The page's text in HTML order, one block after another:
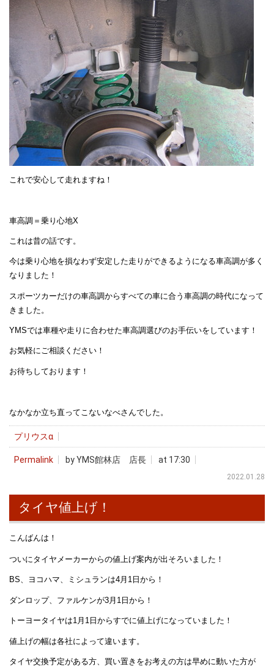
これで安心して走れますね！
車高調＝乗り心地X
これは昔の話です。
今は乗り心地を損なわず安定した走りができるようになる車高調が多く
なりました！
スポーツカーだけの車高調からすべての車に合う車高調の時代になって
きました。
YMSでは車種や走りに合わせた車高調選びのお手伝いをしています！
お気軽にご相談ください！
お待ちしております！
なかなか立ち直ってこないなべさんでした。
プリウスα
Permalink by YMS館林店 店長 at 17:30
2022.01.28
タイヤ値上げ！
こんばんは！
ついにタイヤメーカーからの値上げ案内が出そろいました！
BS、ヨコハマ、ミシュランは4月1日から！
ダンロップ、ファルケンが3月1日から！
トーヨータイヤは1月1日からすでに値上げになっていました！
値上げの幅は各社によって違います。
タイヤ交換予定がある方、買い置きをお考えの方は早めに動いた方が